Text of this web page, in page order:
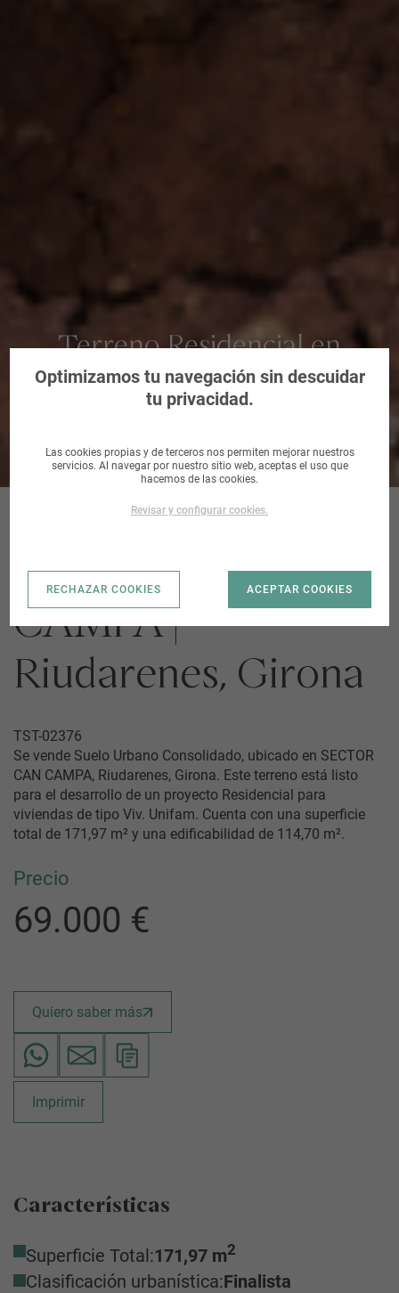
Terreno Residencial en
Riudarenes, Girona
SECTOR CAN
CAMPA |
Riudarenes, Girona
TST-02376
Se vende Suelo Urbano Consolidado, ubicado en SECTOR
CAN CAMPA, Riudarenes, Girona. Este terreno está listo
para el desarrollo de un proyecto Residencial para
viviendas de tipo Viv. Unifam. Cuenta con una superficie
total de 171,97 m² y una edificabilidad de 114,70 m².
Precio
69.000 €
Quiero saber más
Imprimir
Características
Superficie Total:171,97 m2
Clasificación urbanística:Finalista
Optimizamos tu navegación sin descuidar
tu privacidad.
Las cookies propias y de terceros nos permiten mejorar nuestros
servicios. Al navegar por nuestro sitio web, aceptas el uso que
hacemos de las cookies.
Revisar y configurar cookies.
RECHAZAR COOKIES ACEPTAR COOKIES